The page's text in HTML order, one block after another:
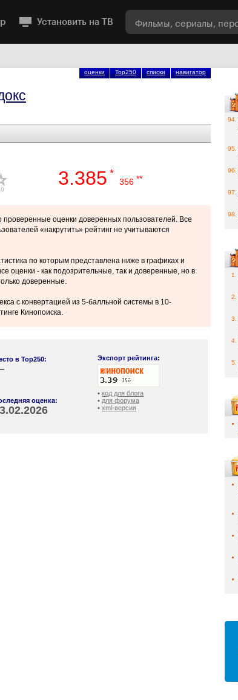
Установить на ТВ
оценки Top250 списки навигатор
3.385*
356 **
проверенные оценки доверенных пользователей. Все
«накрутить» рейтинг не учитываются
по которым представлена ниже в графиках и
оценки - как подозрительные, так и доверенные, но в
доверенные.
с конвертацией из 5-балльной системы в 10-
Кинопоиска.
в Top250: Экспорт рейтинга:
• код для блога
• для форума
• xml-версия
оценка:
94.
95.
96.
97.
98.
1.
2.
3.
4.
5.